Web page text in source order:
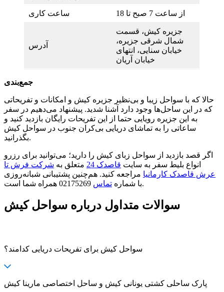
ساعت کاری از ساعت 7 صبح تا 18
آدرس
جزیره کیش، قسمت
شمال شرقی جزیره،
خیابان سنایی، انتهای
خیابان آریان
جمع‌بندی
حالا که با سواحل زیبا و بی‌نظیر جزیره کیش و امکانات و تفریحاتی
که در این ساحل‌ها وجود دارد آشنا شدید. پیشنهاد می‌دهیم در سفر
به این جزیره رویایی حتما از این تفریحات رایگان بازدید کنید و
ساعاتی را به تماشای دریایی بی‌کران جنوب در سواحل کیش
بگذرانید.
اگر قصد بازدید از سواحل زبای کیش را دارید؛ می‌توانید برای رزرو
انواع بلیط سفر به سایت قاصدک 24 متعلق به شرکت فرش تا
عرش قاصدک کارمانیا مراجعه کنید. هم‌چنین پشتیبانی شبانه‌روزی
با شماره تماس 02175269 همراه شما است.
سوالات متداول درباره سواحل کیش
سواحل کیش برای تفریحات دریایی کدامند؟
پارک ساحلی کشتی یونانی کیش و ساحل اختصاصی مارینا کیش